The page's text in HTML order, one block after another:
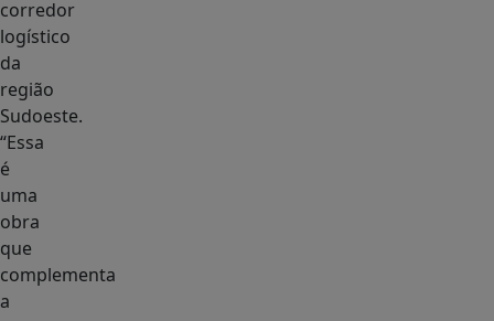
corredor
logístico
da
região
Sudoeste.
“Essa
é
uma
obra
que
complementa
a